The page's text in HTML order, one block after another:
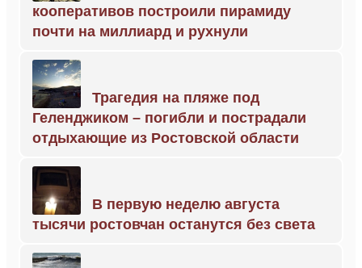
кооперативов построили пирамиду
почти на миллиард и рухнули
Трагедия на пляже под
Геленджиком – погибли и пострадали
отдыхающие из Ростовской области
В первую неделю августа
тысячи ростовчан останутся без света